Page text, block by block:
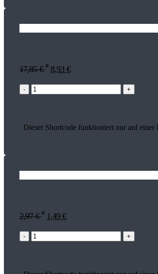
17,85€ * 8,93 €
- +
Dieser Shortcode funktioniert nur auf einer
2,97€ * 1,49€
- +